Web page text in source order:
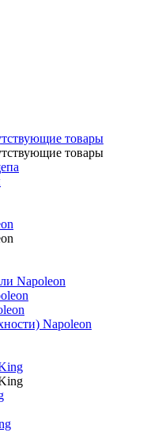
товары
Napoleon
Napoleon